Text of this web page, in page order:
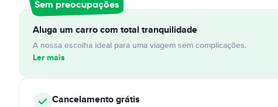
Sem preocupações
Aluga um carro com total tranquilidade
A nossa escolha ideal para uma viagem sem complicações.
Ler mais
Cancelamentográtis